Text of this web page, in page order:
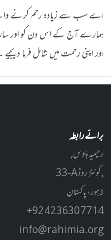
اے سب سے زیادہ رحم کرنے
ہمارے آج کے اس دن کو اور
اور اپنی رحمت میں شامل فرما دیجیے
برائے رابطہ
رحیمیہ ہاوس,
33-A کوئنز روڈ ,
لاہور، پاکستان
+92 42 3630 7714
info@rahimia.org